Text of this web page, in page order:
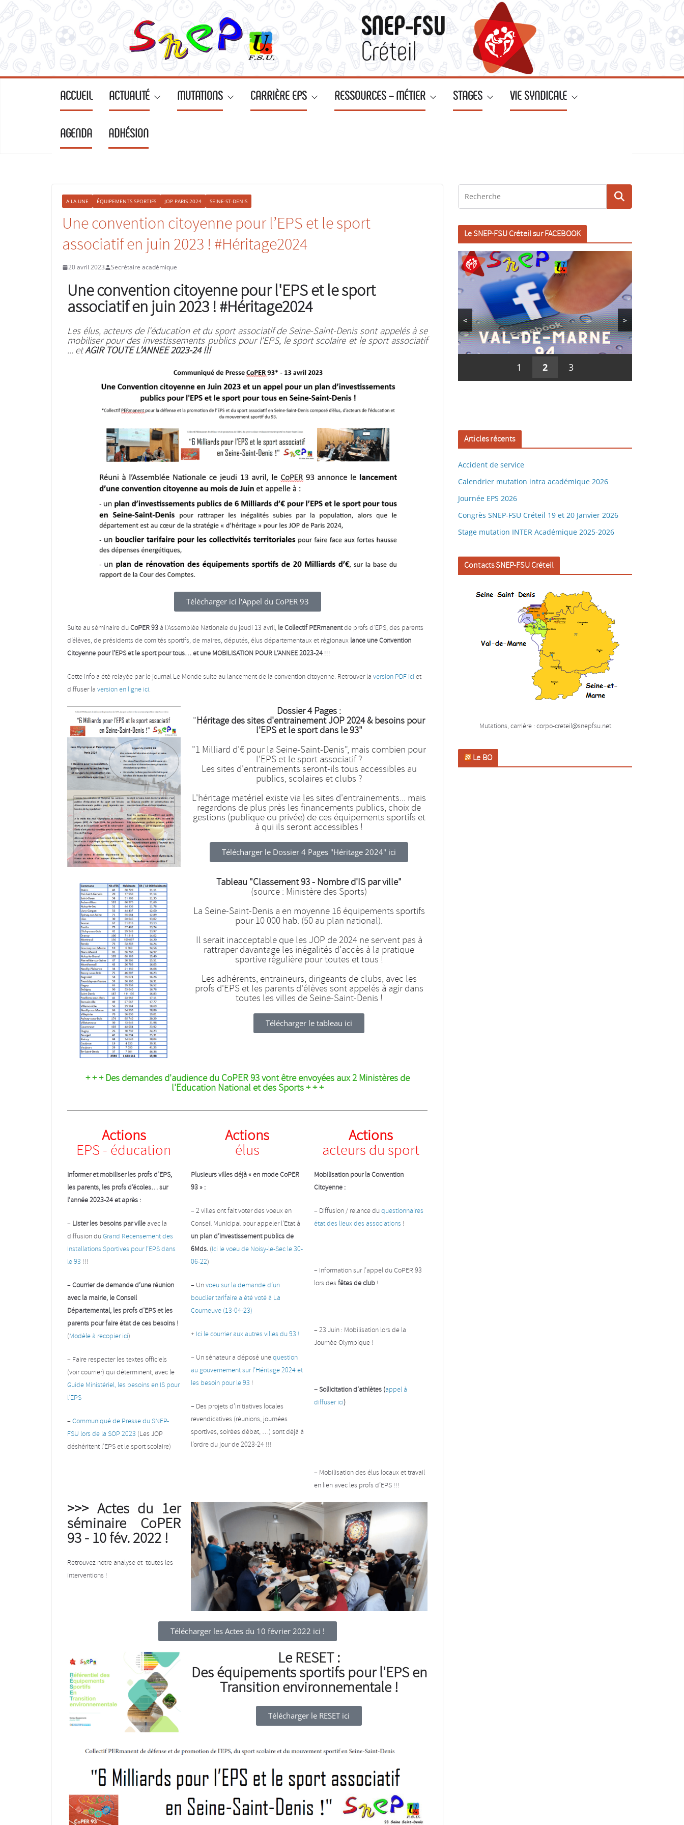
ACCUEIL ACTUALITÉ MUTATIONS CARRIÈRE EPS RESSOURCES – MÉTIER STAGES VIE SYNDICALE
AGENDA ADHÉSION
A LA UNE ÉQUIPEMENTS SPORTIFS JOP PARIS 2024 SEINE-ST-DENIS
Une convention citoyenne pour l’EPS et le sport
associatif en juin 2023 ! #Héritage2024
20 avril 2023 Secrétaire académique
Une convention citoyenne pour l'EPS et le sport
associatif en juin 2023 ! #Héritage2024
Les élus, acteurs de l'éducation et du sport associatif de Seine-Saint-Denis sont appelés à se
mobiliser pour des investissements publics pour l'EPS, le sport scolaire et le sport associatif
... etAGIR TOUTE L'ANNEE 2023-24 !!!
Télécharger ici l'Appel du CoPER 93
Suite au séminaire duCoPER 93 à l’Assemblée Nationale du jeudi 13 avril, le Collectif PERmanentde profs d’EPS, des parents
d’élèves, de présidents de comités sportifs, de maires, députés, élus départementaux et régionaux lance une Convention
Citoyenne pour l’EPS et le sport pour tous… et une MOBILISATION POUR L’ANNEE 2023-24 !!!
Cette info a été relayée par le journal Le Monde suite au lancement de la convention citoyenne. Retrouver la version PDF ici et
diffuser la version en ligne ici.
Dossier 4 Pages :
"Héritage des sites d'entrainement JOP 2024 & besoins pour
l'EPS et le sport dans le 93"
"1 Milliard d'€ pour la Seine-Saint-Denis", mais combien pour
l'EPS et le sport associatif ?
Les sites d'entrainements seront-ils tous accessibles au
publics, scolaires et clubs ?
L'héritage matériel existe via les sites d'entrainements... mais
regardons de plus près les financements publics, choix de
gestions (publique ou privée) de ces équipements sportifs et
à qui ils seront accessibles !
Télécharger le Dossier 4 Pages "Héritage 2024" ici​
Tableau "Classement 93 - Nombre d'IS par ville"
(source : Ministère des Sports)
La Seine-Saint-Denis a en moyenne 16 équipements sportifs
pour 10 000 hab. (50 au plan national).
Il serait inacceptable que les JOP de 2024 ne servent pas à
rattraper davantage les inégalités d'accès à la pratique
sportive régulière pour toutes et tous !
Les adhérents, entraineurs, dirigeants de clubs, avec les
profs d'EPS et les parents d'élèves sont appelés à agir dans
toutes les villes de Seine-Saint-Denis !
Télécharger le tableau ici
+ + + Des demandes d'audience du CoPER 93 vont être envoyées aux 2 Ministères de
l'Education National et des Sports + + +
Actions
EPS - éducation
Informer et mobiliser les profs d’EPS,
les parents, les profs d’écoles… sur
l’année 2023-24 et après :
– Lister les besoins par ville avec la
diffusion duGrand Recensement des
Installations Sportives pour l’EPS dans
le 93 !!!
–Courrier de demande d’une réunion
avec la mairie, le Conseil
Départemental, les profs d’EPS et les
parents pour faire état de ces besoins !
(Modèle à recopier ici)
– Faire respecter les textes officiels
(voir courrier) qui déterminent, avec le
Guide Ministériel, les besoins en IS pour
l’EPS
–Communiqué de Presse du SNEP-
FSU lors de la SOP 2023 (Les JOP
déshéritent l’EPS et le sport scolaire)
Actions
élus
Plusieurs villes déjà « en mode CoPER
93 » :
– 2 villes ont fait voter des voeux en
Conseil Municipal pour appeler l’Etat à
un plan d’investissement publics de
6Mds. (Ici le voeu de Noisy-le-Sec le 30-
06-22)
– Unvoeu sur la demande d’un
bouclier tarifaire a été voté à La
Courneuve (13-04-23)
+ Ici le courrier aux autres villes du 93 !
– Un sénateur a déposé unequestion
au gouvernement sur l’Héritage 2024 et
les besoin pour le 93 !
– Des projets d’initiatives locales
revendicatives (réunions, journées
sportives, soirées débat, …) sont déjà à
l’ordre du jour de 2023-24 !!!
Actions
acteurs du sport
Mobilisation pour la Convention
Citoyenne :
– Diffusion / relance duquestionnaires
état des lieux des associations !
– Information sur l’appel du CoPER 93
lors des fêtes de club !
– 23 Juin : Mobilisation lors de la
Journée Olympique !
– Sollicitation d’athlètes (appel à
diffuser ici)
– Mobilisation des élus locaux et travail
en lien avec les profs d’EPS !!!
>>> Actes du 1er
séminaire CoPER
93 - 10 fév. 2022 !
Retrouvez notre analyse et toutes les
interventions !
Télécharger les Actes du 10 février 2022 ici !
Le RESET :
Des équipements sportifs pour l'EPS en
Transition environnementale !
Télécharger le RESET ici​
Le SNEP-FSU Créteil sur FACEBOOK
< >
1 2 3
Articles récents
Accident de service
Calendrier mutation intra académique 2026
Journée EPS 2026
Congrès SNEP-FSU Créteil 19 et 20 Janvier 2026
Stage mutation INTER Académique 2025-2026
Contacts SNEP-FSU Créteil
Mutations, carrière : corpo-creteil@snepfsu.net
Le BO